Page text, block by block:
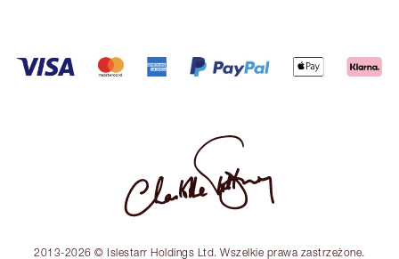
2013-2026 © Islestarr Holdings Ltd. Wszelkie prawa zastrzeżone.